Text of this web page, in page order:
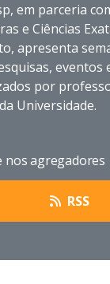
em parceria
e Ciências
apresenta
por
Universidade.
nos agregadores
RSS